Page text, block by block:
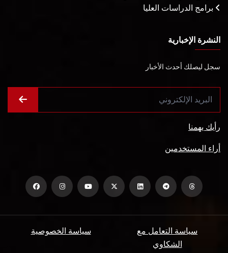
برامج الدراسات العليا
النشرة الإخبارية
سجل ليصلك أحدث الأخبار
رأيك يهمنا
أراء المستخدمين
سياسة الخصوصية
سياسة التعامل مع
الشكاوي